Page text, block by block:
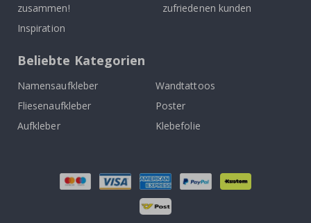
zusammen!
Inspiration
zufriedenen kunden
Beliebte Kategorien
Namensaufkleber
Wandtattoos
Fliesenaufkleber
Poster
Aufkleber
Klebefolie